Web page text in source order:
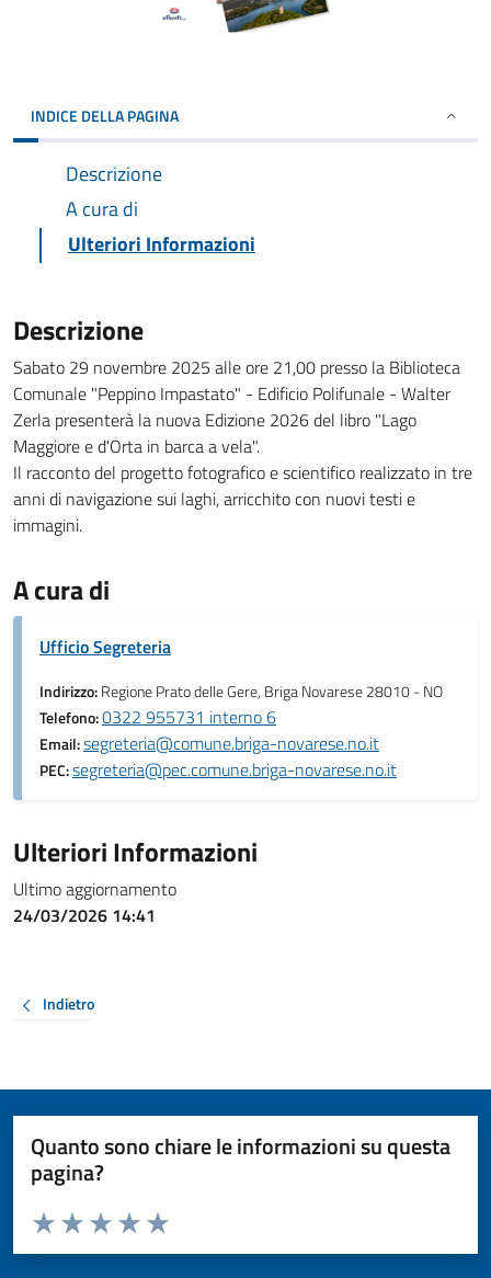
INDICE DELLA PAGINA
Descrizione
A cura di
Ulteriori Informazioni
Descrizione
Sabato 29 novembre 2025 alle ore 21,00 presso la Biblioteca
Comunale "Peppino Impastato" - Edificio Polifunale - Walter
Zerla presenterà la nuova Edizione 2026 del libro "Lago
Maggiore e d'Orta in barca a vela".
Il racconto del progetto fotografico e scientifico realizzato in tre
anni di navigazione sui laghi, arricchito con nuovi testi e
immagini.
A cura di
Ufficio Segreteria
Indirizzo:Regione Prato delle Gere, Briga Novarese 28010 - NO
Telefono:0322 955731 interno 6
Email:segreteria@comune.briga-novarese.no.it
PEC:segreteria@pec.comune.briga-novarese.no.it
Ulteriori Informazioni
Ultimo aggiornamento
24/03/2026 14:41
Indietro
Quanto sono chiare le informazioni su questa
pagina?
Valuta da 1 a 5 stelle la pagina
Valuta 5 stelle su 5
Valuta 4 stelle su 5
Valuta 3 stelle su 5
Valuta 2 stelle su 5
Valuta 1 stelle su 5